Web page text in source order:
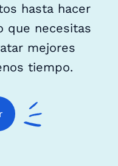
hasta hacer
que necesitas
mejores
tiempo.